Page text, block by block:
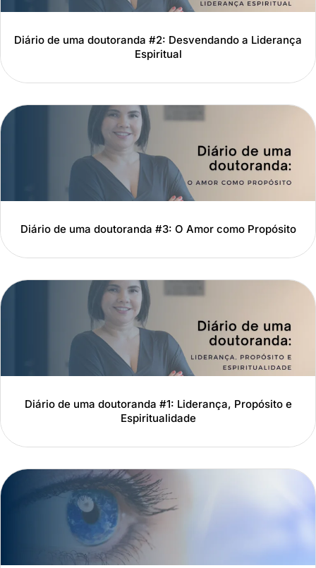
Diário de uma doutoranda #2: Desvendando a Liderança
Espiritual
Diário de uma doutoranda #3: O Amor como Propósito
Diário de uma doutoranda #1: Liderança, Propósito e
Espiritualidade